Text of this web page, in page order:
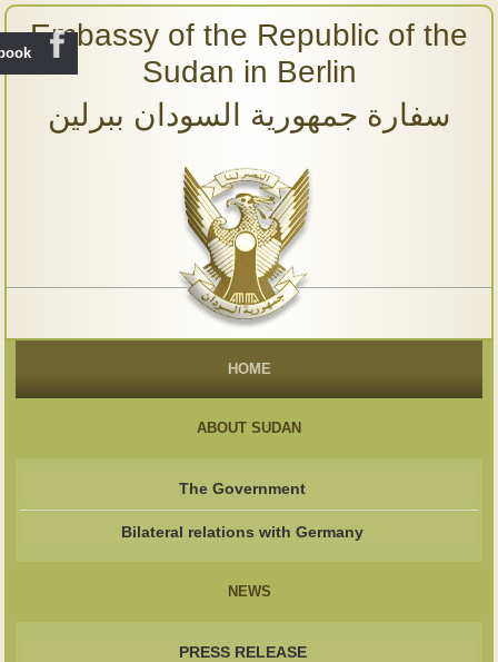
Embassy of the Republic of the
Sudan in Berlin
سفارة جمهورية السودان ببرلين
HOME
ABOUT SUDAN
The Government
Bilateral relations with Germany
NEWS
PRESS RELEASE